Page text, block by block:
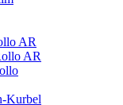
AR
AR
Kurbel